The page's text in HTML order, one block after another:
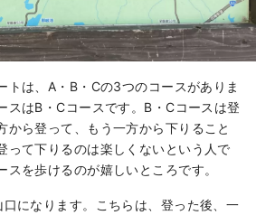
トは、A・B・Cの3つのコースがありま
スはB・Cコースです。B・Cコースは登
から登って、もう一方から下りること
って下りるのは楽しくないという人で
スを歩けるのが嬉しいところです。
になります。こちらは、登った後、一